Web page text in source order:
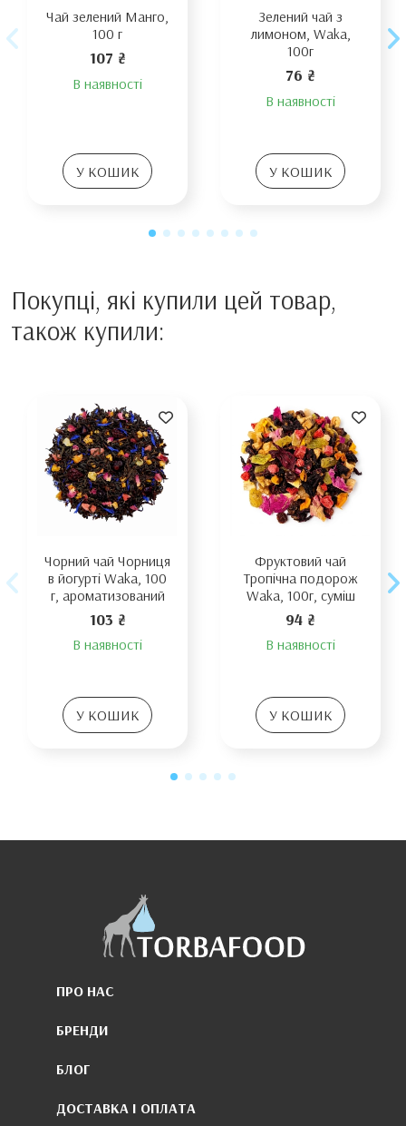
Чай зелений Манго,
100 г
107 ₴
В наявності
У КОШИК
Зелений чай з
лимоном, Waka,
100г
76 ₴
В наявності
У КОШИК
Покупці, які купили цей товар,
також купили:
Чорний чай Чорниця
в йогурті Waka, 100
г, ароматизований
103 ₴
В наявності
У КОШИК
Фруктовий чай
Тропічна подорож
Waka, 100г, суміш
94 ₴
В наявності
У КОШИК
ПРО НАС
БРЕНДИ
БЛОГ
ДОСТАВКА І ОПЛАТА